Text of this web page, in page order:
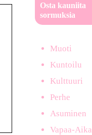
Osta kauniita
sormuksia
Muoti
Kuntoilu
Kulttuuri
Perhe
Asuminen
Vapaa-Aika